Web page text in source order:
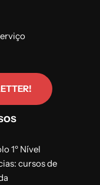
1º Nível
cursos de